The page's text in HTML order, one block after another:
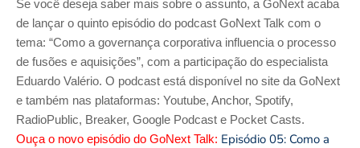
Se você deseja saber mais sobre o assunto, a GoNext acaba
de lançar o quinto episódio do podcast GoNext Talk com o
tema: “Como a governança corporativa influencia o processo
de fusões e aquisições”, com a participação do especialista
Eduardo Valério. O podcast está disponível no site da GoNext
e também nas plataformas: Youtube, Anchor, Spotify,
RadioPublic, Breaker, Google Podcast e Pocket Casts.
Ouça o novo episódio do GoNext Talk: Episódio 05: Como a